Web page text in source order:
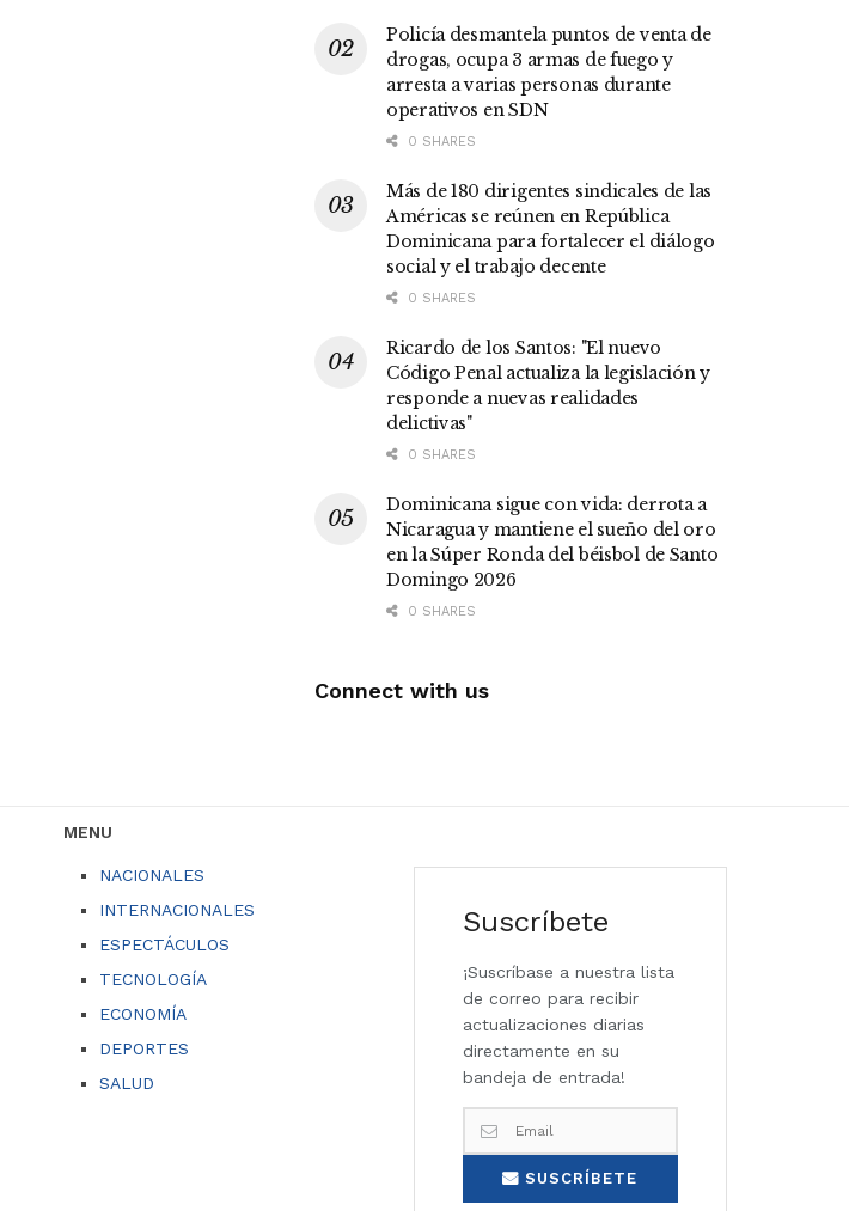
Policía desmantela puntos de venta de
drogas, ocupa 3 armas de fuego y
arresta a varias personas durante
operativos en SDN
0 SHARES
Más de 180 dirigentes sindicales de las
Américas se reúnen en República
Dominicana para fortalecer el diálogo
social y el trabajo decente
0 SHARES
Ricardo de los Santos: "El nuevo
Código Penal actualiza la legislación y
responde a nuevas realidades
delictivas"
0 SHARES
Dominicana sigue con vida: derrota a
Nicaragua y mantiene el sueño del oro
en la Súper Ronda del béisbol de Santo
Domingo 2026
0 SHARES
Connect with us
MENU
NACIONALES
INTERNACIONALES
ESPECTÁCULOS
TECNOLOGÍA
ECONOMÍA
DEPORTES
SALUD
Suscríbete
¡Suscríbase a nuestra lista
de correo para recibir
actualizaciones diarias
directamente en su
bandeja de entrada!
SUSCRÍBETE